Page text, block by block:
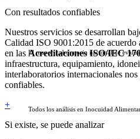
El mayor Laboratorio nacional de
Todos los análisis en Inocuidad
Con resultados confiables
Nuestros servicios se desarrollan
Calidad ISO 9001:2015 de acuerdo
en las Acreditaciones ISO/IEC
infraestructura, equipamiento,
interlaboratorios internacionales
confiables.
+
Si existe, se puede analizar